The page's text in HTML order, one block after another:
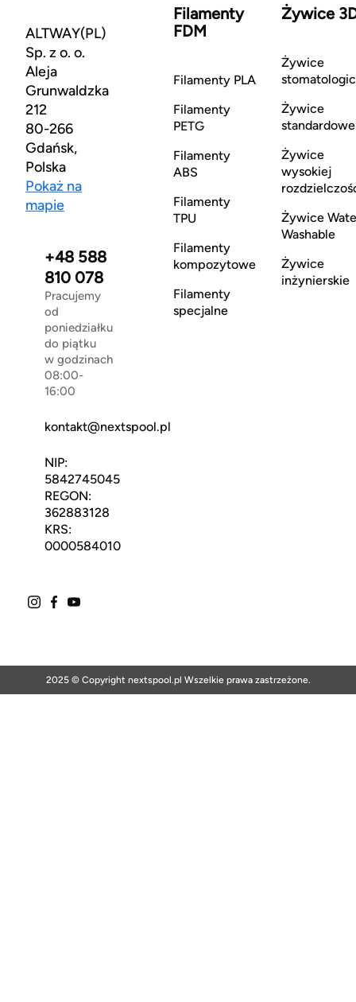
ALTWAY(PL)
Sp. z o. o.
Aleja
Grunwaldzka
212
80-266
Gdańsk,
Polska
Pokaż na
mapie
+48 588
810 078
Pracujemy
od
poniedziałku
do piątku
w godzinach
08:00-
16:00
kontakt@nextspool.pl
NIP:
5842745045
REGON:
362883128
KRS:
0000584010
Filamenty
FDM
Filamenty PLA
Filamenty
PETG
Filamenty
ABS
Filamenty
TPU
Filamenty
kompozytowe
Filamenty
specjalne
Żywice
Żywice
Żywice
standardowe
Żywice
wysokiej
Żywice
Washable
Żywice
inżynierskie